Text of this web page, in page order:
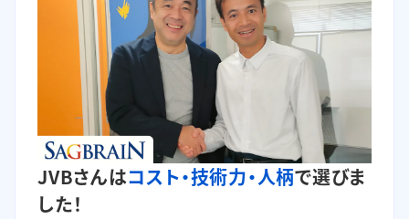
JVBさんはコスト・技術力・人柄で選びま
した！